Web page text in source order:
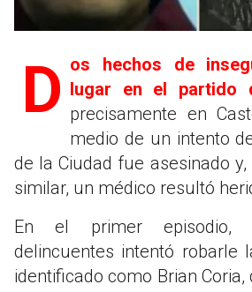
Dos hechos de inseguridad tuvieron lugar en el partido
precisamente en
medio de un intento
de la Ciudad fue asesinado
similar, un médico resultó
En el primer
delincuentes intentó robarle
identificado como Brian